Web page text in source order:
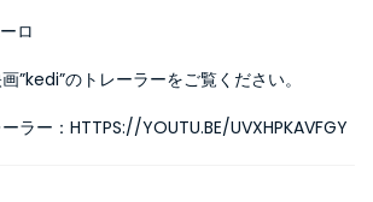
ロ
”kedi”のトレーラーをご覧ください。
ラー：HTTPS://YOUTU.BE/UVXHPKAVFGY